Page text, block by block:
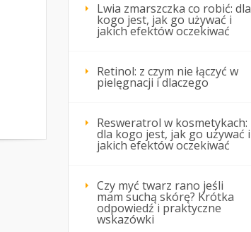
Lwia zmarszczka co robić: dla
kogo jest, jak go używać i
jakich efektów oczekiwać
Retinol: z czym nie łączyć w
pielęgnacji i dlaczego
Resweratrol w kosmetykach:
dla kogo jest, jak go używać i
jakich efektów oczekiwać
Czy myć twarz rano jeśli
mam suchą skórę? Krótka
odpowiedź i praktyczne
wskazówki